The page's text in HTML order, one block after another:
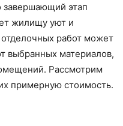
завершающий этап
жилищу уют и
работ может
выбранных материалов,
Рассмотрим
примерную стоимость.